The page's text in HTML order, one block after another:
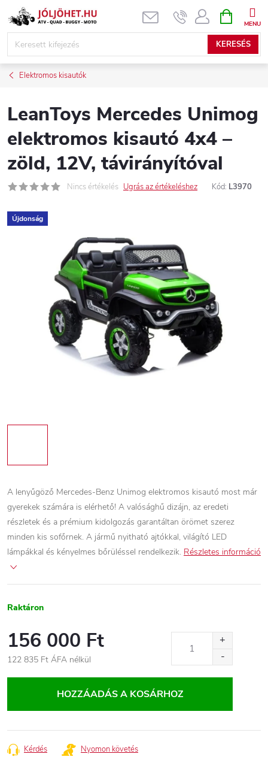
Ugrás
KERESÉS
KOSÁR
Elektromos kisautók
LeanToys Mercedes Unimog
elektromos kisautó 4x4 –
zöld, 12V, távirányítóval
Nincs értékelés Ugrás az értékeléshez Kód: L3970
Újdonság
A lenyűgöző Mercedes-Benz Unimog elektromos kisautó most már
gyerekek számára is elérhető! A valósághű dizájn, az eredeti
részletek és a prémium kidolgozás garantáltan örömet szerez
minden kis sofőrnek. A jármű nyitható ajtókkal, világító LED
lámpákkal és kényelmes bőrüléssel rendelkezik. Részletes információ
Raktáron
156 000 Ft
122 835 Ft ÁFA nélkül
HOZZÁADÁS A KOSÁRHOZ
Kérdés Nyomon követés